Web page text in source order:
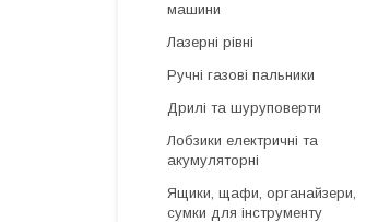
машини
Лазерні рівні
Ручні газові пальники
Дрилі та шуруповерти
Лобзики електричні та
акумуляторні
Ящики, щафи, органайзери,
сумки для інструменту